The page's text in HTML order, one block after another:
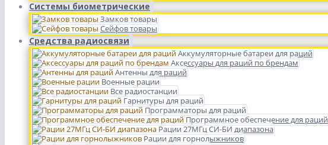
Системы биометрические
Замков товары
Сейфов товары
Средства радиосвязи
Аккумуляторные батареи для раций
Аксессуары для раций по брендам
Антенны для раций
Военные рации
Все радиостанции
Гарнитуры для раций
Программаторы для раций
Программное обеспечение для раций
Рации 27МГц СИ-БИ диапазона
Рации для горнолыжников